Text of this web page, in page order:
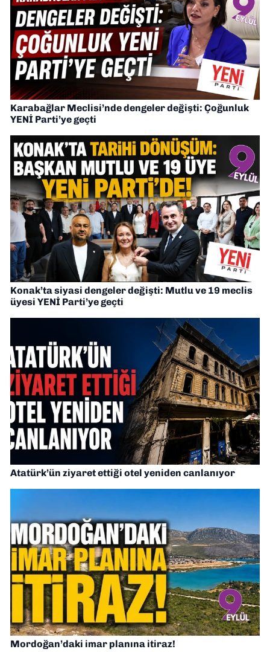
Karabağlar Meclisi’nde dengeler değişti: Çoğunluk
YENİ Parti’ye geçti
Konak’ta siyasi dengeler değişti: Mutlu ve 19 meclis
üyesi YENİ Parti’ye geçti
Atatürk’ün ziyaret ettiği otel yeniden canlanıyor
Mordoğan’daki imar planına itiraz!